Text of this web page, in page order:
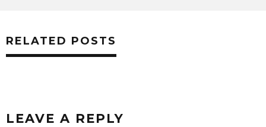
RELATED POSTS
LEAVE A REPLY